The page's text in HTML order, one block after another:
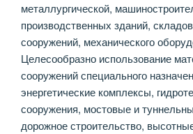
металлургической,
производственных зданий,
сооружений, механического
Целесообразно использование
сооружений специального
энергетические комплексы,
сооружения, мостовые и
дорожное строительство,